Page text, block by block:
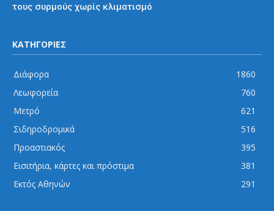
τους συρμούς χωρίς κλιματισμό
ΚΑΤΗΓΟΡΙΕΣ
Διάφορα
1860
Λεωφορεία
760
Μετρό
621
Σιδηροδρομικά
516
Προαστιακός
395
Εισιτήρια, κάρτες και πρόστιμα
381
Εκτός Αθηνών
291